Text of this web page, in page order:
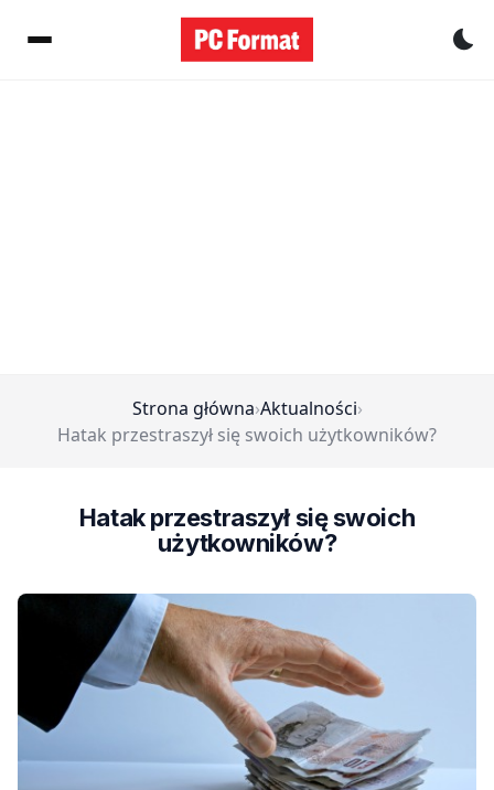
Strona główna›Aktualności›
Hatak przestraszył się swoich użytkowników?
Hatak przestraszył się swoich
użytkowników?